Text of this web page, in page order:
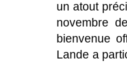
un atout
novembre
bienvenue
Lande a